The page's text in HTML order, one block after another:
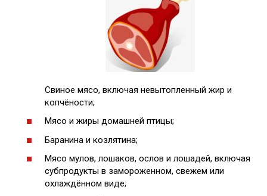
Свиное мясо, включая невытопленный жир и
копчёности;
Мясо и жиры домашней птицы;
Баранина и козлятина;
Мясо мулов, лошаков, ослов и лошадей, включая
субпродукты в замороженном, свежем или
охлаждённом виде;